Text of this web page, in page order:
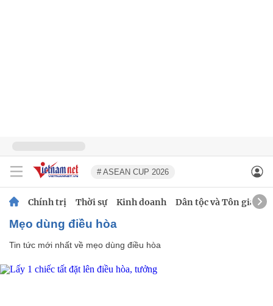
# ASEAN CUP 2026
Chính trị Thời sự Kinh doanh Dân tộc và Tôn giáo
mẹo dùng điều hòa
Tin tức mới nhất về mẹo dùng điều hòa